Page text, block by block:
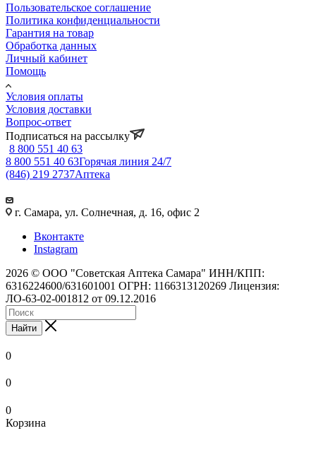
Пользовательское соглашение
Политика конфиденциальности
Гарантия на товар
Обработка данных
Личный кабинет
Помощь
Условия оплаты
Условия доставки
Вопрос-ответ
Подписаться на рассылку
8 800 551 40 63
8 800 551 40 63Горячая линия 24/7
(846) 219 2737Аптека
г. Самара, ул. Солнечная, д. 16, офис 2
Вконтакте
Instagram
2026 © ООО "Советская Аптека Самара" ИНН/КПП:
6316224600/631601001 ОГРН: 1166313120269 Лицензия:
ЛО-63-02-001812 от 09.12.2016
Найти
0
0
0
Корзина